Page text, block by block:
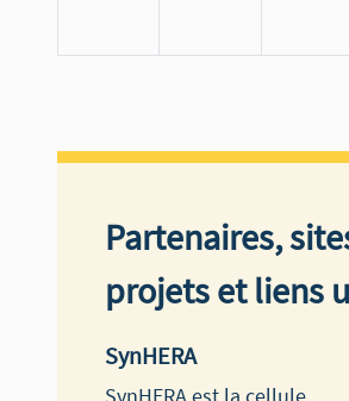
Partenaires,
projets et liens
SynHERA